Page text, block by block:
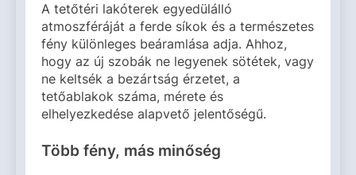
A tetőtéri lakóterek egyedülálló
atmoszféráját a ferde síkok és a természetes
fény különleges beáramlása adja. Ahhoz,
hogy az új szobák ne legyenek sötétek, vagy
ne keltsék a bezártság érzetet, a
tetőablakok száma, mérete és
elhelyezkedése alapvető jelentőségű.
Több fény, más minőség